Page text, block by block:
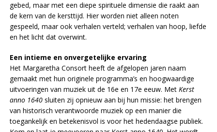
gebed, maar met een diepe spirituele dimensie die raakt aan
de kern van de kersttijd. Hier worden niet alleen noten
gespeeld, maar ook verhalen verteld; verhalen van hoop, liefde
en het licht dat overwint.
Een intieme en onvergetelijke ervaring
Het Margaretha Consort heeft de afgelopen jaren naam
gemaakt met hun originele programma’s en hoogwaardige
uitvoeringen van muziek uit de 16e en 17e eeuw. Met Kerst
anno 1640 sluiten zij opnieuw aan bij hun missie: het brengen
van historisch verantwoorde muziek op een manier die
toegankelijk en betekenisvol is voor het hedendaagse publiek.